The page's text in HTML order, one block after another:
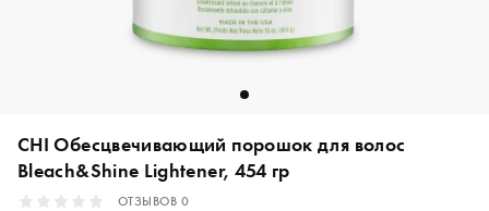
CHI Обесцвечивающий порошок для волос
Bleach&Shine Lightener, 454 гр
ОТЗЫВОВ 0